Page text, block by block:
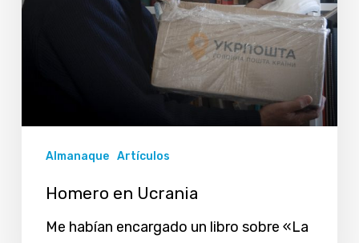
Almanaque Artículos
Homero en Ucrania
Me habían encargado un libro sobre «La